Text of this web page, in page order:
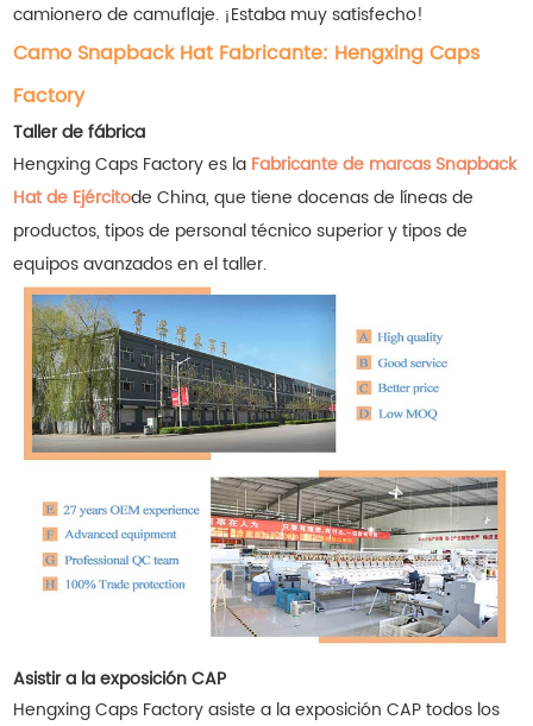
camionero de camuflaje. ¡Estaba muy satisfecho!
Camo Snapback Hat Fabricante: Hengxing Caps
Factory
Taller de fábrica
Hengxing Caps Factory es la Fabricante de marcas Snapback
Hat de Ejércitode China, que tiene docenas de líneas de
productos, tipos de personal técnico superior y tipos de
equipos avanzados en el taller.
Asistir a la exposición CAP
Hengxing Caps Factory asiste a la exposición CAP todos los